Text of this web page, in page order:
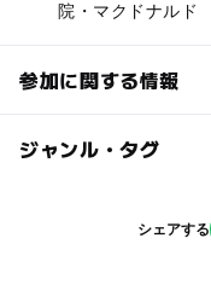
院・マクドナルド
参加に関する情報
対象年齢
ジャンル・タグ
シェアする